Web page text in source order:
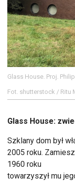
Glass House. Proj.
Fot. shutterstock / Ritu
Glass House:
Szklany dom był
2005 roku.
1960 roku
towarzyszył mu